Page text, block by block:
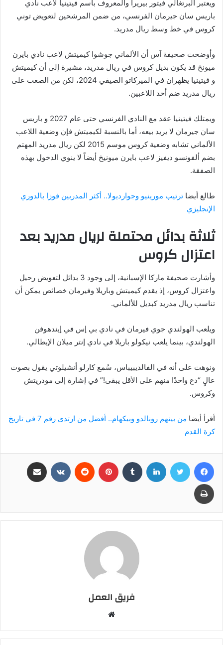
ويعتبر البرتغالي فيتور بيريرا والمعروف باسم فيتينيا لاعب نادي
باريس سان جيرمان الفرنسي، من ضمن المرشحين لتعويض توني
كروس في خط وسط ريال مدريد.
وأوضحت صحيفة آس أن الألماني جوشوا كيميتش لاعب نادي بايرن
ميونخ قد يكون بديل كروس في ريال مدريد، مشيرة إلى أن كيميتش
و فيتينيا يظهران في الميركاتو الصيفي 2024، لكن من الصعب على
ريال مدريد ضم أحد اللاعبين.
ويمتلك فيتينيا عقد مع النادي الفرنسي حتى عام 2027 و باريس
سان جيرمان لا يريد بيعه، أما بالنسبة لكيميتش فإن وضعية اللاعب
الألماني تشابه وضعية كروس موسم 2015 لكن ريال مدريد المهتم
بضم ألفونسو ديفيز لاعب بايرن ميونيخ أيضاً لا ينوي الدخول بهذه
الصفقة.
طالع أيضا ترتيب مورينيو وجوارديولا.. أكثر المدربين فوزا بالدوري
الإنجليزي
ثلاثة بدائل محتملة لريال مدريد بعد
اعتزال كروس
وأشارت صحيفة ماركا الإسبانية، إلى وجود 3 بدائل لتعويض رحيل
واعتزال كروس، إذ يقدم كيميتش وباريلا وفيرمان خصائص يمكن أن
تناسب ريال مدريد كبديل للألماني.
ويلعب الهولندي جوي فيرمان في نادي بي إس في إيندهوفن
الهولندي، بينما يلعب نيكولو باريلا في نادي إنتر ميلان الإيطالي.
ونوهت على أنه في الفالديبيباس، سُمع كارلو أنشيلوتي يقول بصوت
عالٍ “دع واحدًا منهم على الأقل يبقى!” في إشارة إلى مودريتش
وكروس.
أقرأ أيضا
من بينهم رونالدو وبيكهام.. أفضل من ارتدى رقم 7 في تاريخ
كرة القدم
فيسبوك تويتر لينكدإن بينتيريست
طباعة
فريق العمل